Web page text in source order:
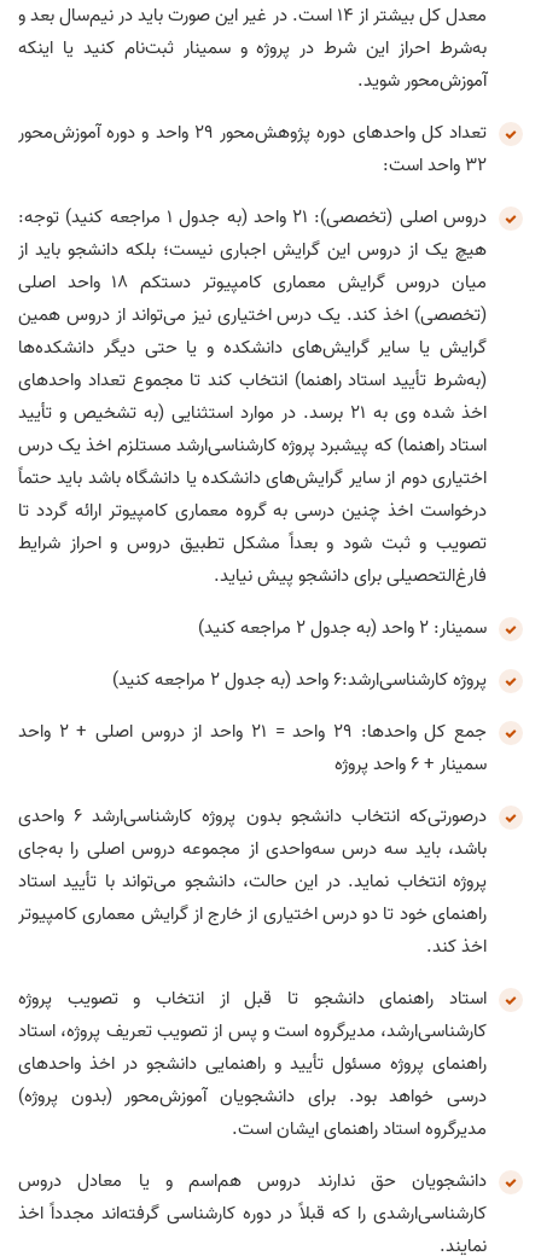
معدل کل بیشتر از ۱۴ است. در غیر این صورت باید در نیم‌سال بعد و
به‌شرط احراز این شرط در پروژه و سمینار ثبت‌نام کنید یا اینکه
آموزش‌محور شوید.
تعداد کل واحدهای دوره پژوهش‌محور ۲۹ واحد و دوره آموزش‌محور
۳۲ واحد است:
دروس اصلی (تخصصی): ۲۱ واحد (به جدول ۱ مراجعه کنید) توجه:
هیچ یک از دروس این گرایش اجباری نیست؛ بلکه دانشجو باید از
میان دروس گرایش معماری کامپیوتر دستکم ۱۸ واحد اصلی
(تخصصی) اخذ کند. یک درس اختیاری نیز می‌تواند از دروس همین
گرایش یا سایر گرایش‌های دانشکده و یا حتی دیگر دانشکده‌ها
(به‌شرط تأیید استاد راهنما) انتخاب کند تا مجموع تعداد واحدهای
اخذ شده وی به ۲۱ برسد. در موارد استثنایی (به تشخیص و تأیید
استاد راهنما) که پیشبرد پروژه کارشناسی‌ارشد مستلزم اخذ یک درس
اختیاری دوم از سایر گرایش‌های دانشکده یا دانشگاه باشد باید حتماً
درخواست اخذ چنین درسی به گروه معماری کامپیوتر ارائه گردد تا
تصویب و ثبت شود و بعداً مشکل تطبیق دروس و احراز شرایط
فارغ‌التحصیلی برای دانشجو پیش نیاید.
سمینار: ۲ واحد (به جدول ۲ مراجعه کنید)
پروژه کارشناسی‌ارشد:۶ واحد (به جدول ۲ مراجعه کنید)
جمع کل واحدها: ۲۹ واحد = ۲۱ واحد از دروس اصلی + ۲ واحد
سمینار + ۶ واحد پروژه
درصورتی‌که انتخاب دانشجو بدون پروژه کارشناسی‌ارشد ۶ واحدی
باشد، باید سه درس سه‌واحدی از مجموعه دروس اصلی را به‌جای
پروژه انتخاب نماید. در این حالت، دانشجو می‌تواند با تأیید استاد
راهنمای خود تا دو درس اختیاری از خارج از گرایش معماری کامپیوتر
اخذ کند.
استاد راهنمای دانشجو تا قبل از انتخاب و تصویب پروژه
کارشناسی‌ارشد، مدیرگروه است و پس از تصویب تعریف پروژه، استاد
راهنمای پروژه مسئول تأیید و راهنمایی دانشجو در اخذ واحدهای
درسی خواهد بود. برای دانشجویان آموزش‌محور (بدون پروژه)
مدیرگروه استاد راهنمای ایشان است.
دانشجویان حق ندارند دروس هم‌اسم و یا معادل دروس
کارشناسی‌ارشدی را که قبلاً در دوره کارشناسی گرفته‌اند مجدداً اخذ
نمایند.